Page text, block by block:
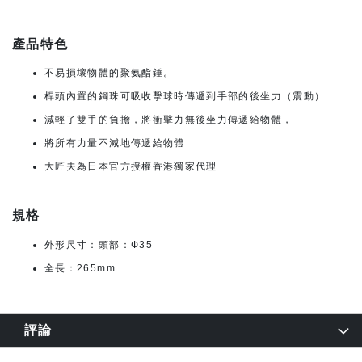
產品特色
不易損壞物體的聚氨酯錘。
桿頭內置的鋼珠可吸收擊球時傳遞到手部的後坐力（震動）
減輕了雙手的負擔，將衝擊力無後坐力傳遞給物體，
將所有力量不減地傳遞給物體
大匠夫為日本官方授權香港獨家代理
規格
外形尺寸：頭部：Ф35
全長：265mm
評論